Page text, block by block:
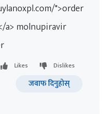
">order
a> molnupiravir
Likes
Dislikes
जवाफ दिनुहोस्